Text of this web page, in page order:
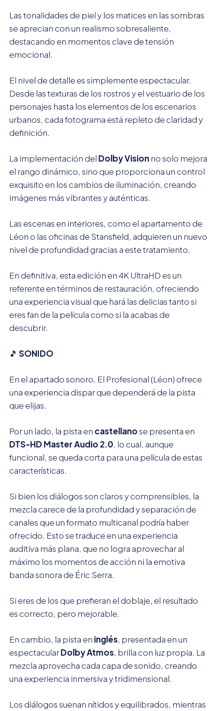
Las tonalidades de piel y los matices en las sombras
se aprecian con un realismo sobresaliente,
destacando en momentos clave de tensión
emocional.
El nivel de detalle es simplemente espectacular.
Desde las texturas de los rostros y el vestuario de los
personajes hasta los elementos de los escenarios
urbanos, cada fotograma está repleto de claridad y
definición.
La implementación del Dolby Visionno solo mejora
el rango dinámico, sino que proporciona un control
exquisito en los cambios de iluminación, creando
imágenes más vibrantes y auténticas.
Las escenas en interiores, como el apartamento de
Léon o las oficinas de Stansfield, adquieren un nuevo
nivel de profundidad gracias a este tratamiento.
En definitiva, esta edición en 4K UltraHD es un
referente en términos de restauración, ofreciendo
una experiencia visual que hará las delicias tanto si
eres fan de la película como si la acabas de
descubrir.
🎵 SONIDO
En el apartado sonoro, El Profesional (Léon) ofrece
una experiencia dispar que dependerá de la pista
que elijas.
Por un lado, la pista en castellanose presenta en
DTS-HD Master Audio 2.0, lo cual, aunque
funcional, se queda corta para una película de estas
características.
Si bien los diálogos son claros y comprensibles, la
mezcla carece de la profundidad y separación de
canales que un formato multicanal podría haber
ofrecido. Esto se traduce en una experiencia
auditiva más plana, que no logra aprovechar al
máximo los momentos de acción ni la emotiva
banda sonora de Éric Serra.
Si eres de los que prefieran el doblaje, el resultado
es correcto, pero mejorable.
En cambio, la pista en inglés, presentada en un
espectacularDolby Atmos, brilla con luz propia. La
mezcla aprovecha cada capa de sonido, creando
una experiencia inmersiva y tridimensional.
Los diálogos suenan nítidos y equilibrados, mientras